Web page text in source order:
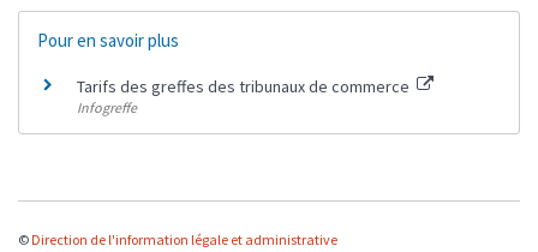
Pour en savoir plus
Tarifs des greffes des tribunaux de commerce
Infogreffe
© Direction de l'information légale et administrative